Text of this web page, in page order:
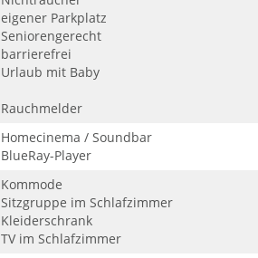
eigener Parkplatz
Seniorengerecht
barrierefrei
Urlaub mit Baby
Rauchmelder
Homecinema / Soundbar
BlueRay-Player
Kommode
Sitzgruppe im Schlafzimmer
Kleiderschrank
TV im Schlafzimmer